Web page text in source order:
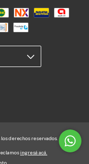
los derechos reservados.
ingresá acá.